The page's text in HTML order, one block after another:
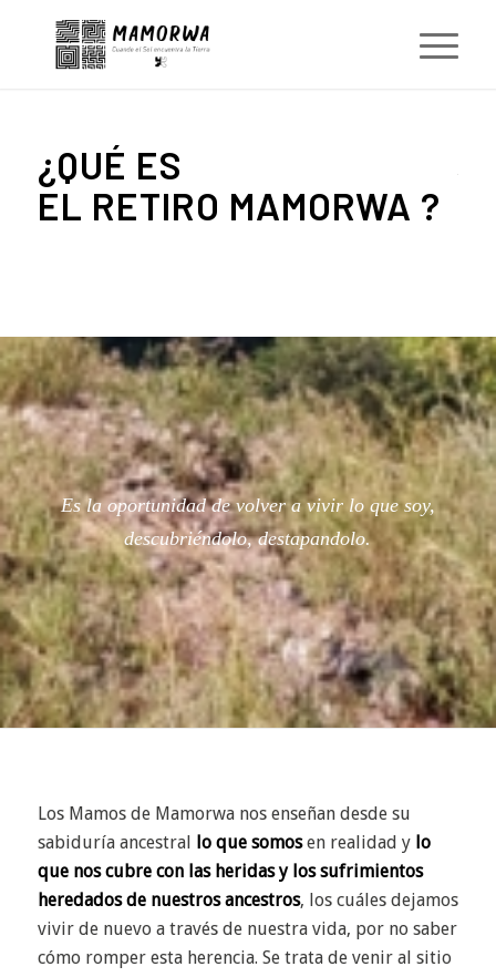
¿QUÉ ES
EL RETIRO MAMORWA ?
Es la oportunidad de volver a vivir lo que soy,
descubriéndolo, destapandolo.
Los Mamos de Mamorwa nos enseñan desde su
sabiduría ancestral lo que somosen realidad y lo
que nos cubre con las heridas y los sufrimientos
heredados de nuestros ancestros, los cuáles dejamos
vivir de nuevo a través de nuestra vida, por no saber
cómo romper esta herencia. Se trata de venir al sitio